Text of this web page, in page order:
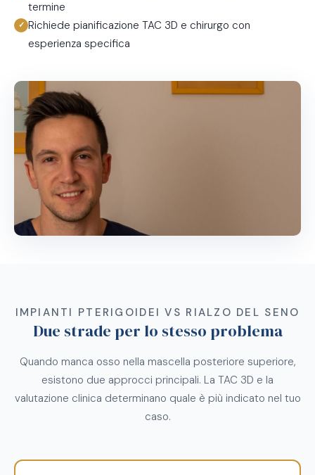
termine
Richiede pianificazione TAC 3D e chirurgo con
esperienza specifica
IMPIANTI PTERIGOIDEI VS RIALZO DEL SENO
Due strade per lo stesso problema
Quando manca osso nella mascella posteriore superiore,
esistono due approcci principali. La TAC 3D e la
valutazione clinica determinano quale è più indicato nel tuo
caso.